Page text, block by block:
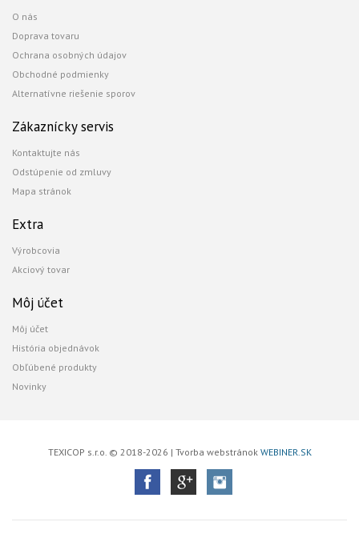
O nás
Doprava tovaru
Ochrana osobných údajov
Obchodné podmienky
Alternatívne riešenie sporov
Zákaznícky servis
Kontaktujte nás
Odstúpenie od zmluvy
Mapa stránok
Extra
Výrobcovia
Akciový tovar
Môj účet
Môj účet
História objednávok
Obľúbené produkty
Novinky
TEXICOP s.r.o. © 2018-2026 | Tvorba webstránok WEBINER.SK